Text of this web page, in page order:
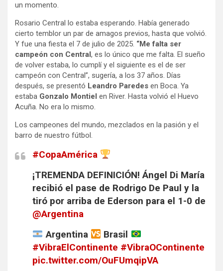
un momento.
Rosario Central lo estaba esperando. Había generado
cierto temblor un par de amagos previos, hasta que volvió.
Y fue una fiesta el 7 de julio de 2025. “Me falta ser
campeón con Central, es lo único que me falta. El sueño
de volver estaba, lo cumplí y el siguiente es el de ser
campeón con Central”, sugería, a los 37 años. Días
después, se presentó Leandro Paredes en Boca. Ya
estaba Gonzalo Montiel en River. Hasta volvió el Huevo
Acuña. No era lo mismo.
Los campeones del mundo, mezclados en la pasión y el
barro de nuestro fútbol.
#CopaAmérica
¡TREMENDA DEFINICIÓN! Ángel Di María
recibió el pase de Rodrigo De Paul y la
tiró por arriba de Ederson para el 1-0 de
@Argentina
Argentina
Brasil
#VibraElContinente #VibraOContinente
pic.twitter.com/OuFUmqipVA